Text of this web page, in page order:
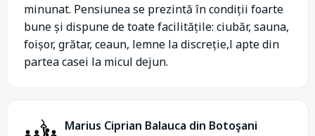
minunat. Pensiunea se prezintă în condiții foarte
bune și dispune de toate facilitățile: ciubăr, sauna,
foișor, grătar, ceaun, lemne la discreție,l apte din
partea casei la micul dejun.
Marius Ciprian Balauca din Botoşani